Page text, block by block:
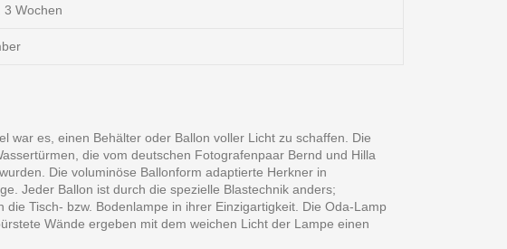
3 Wochen
war es, einen Behälter oder Ballon voller Licht zu schaffen. Die
die vom deutschen Fotografenpaar Bernd und Hilla
Die voluminöse Ballonform adaptierte Herkner in
Jeder Ballon ist durch die spezielle Blastechnik anders;
Tisch- bzw. Bodenlampe in ihrer Einzigartigkeit. Die Oda-Lamp
Wände ergeben mit dem weichen Licht der Lampe einen